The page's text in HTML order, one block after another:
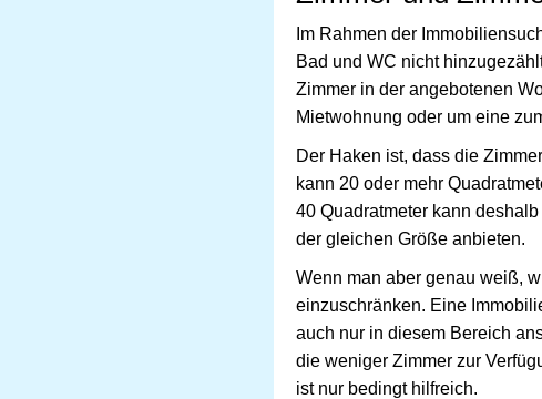
Im Rahmen der
Bad und WC nicht
Zimmer in der angebotenen
Mietwohnung oder um eine
Der Haken ist, dass die
kann 20 oder mehr
40 Quadratmeter kann
der gleichen Größe anbieten.
Wenn man aber genau weiß,
einzuschränken. Eine
auch nur in diesem Bereich
die weniger Zimmer zur
ist nur bedingt hilfreich.